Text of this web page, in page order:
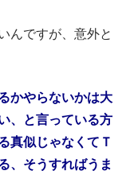
んですが、意外と
かやらないかは大
、と言っている方
真似じゃなくてＴ
、そうすればうま